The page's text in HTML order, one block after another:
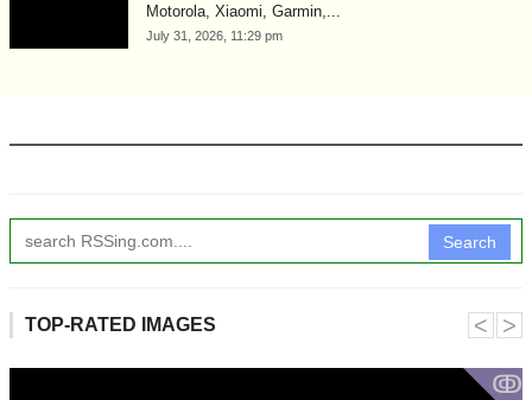
Motorola, Xiaomi, Garmin,...
July 31, 2026, 11:29 pm
Search
TOP-RATED IMAGES
ↂ
˂ ˃